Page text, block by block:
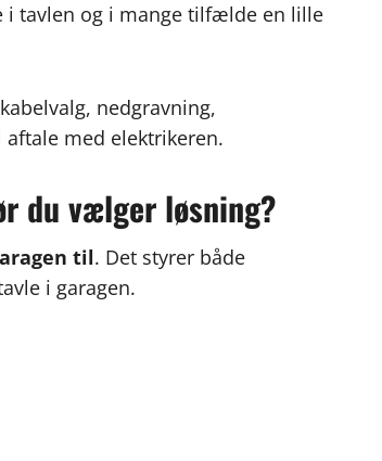
i tavlen og i mange tilfælde en lille
nedgravning,
med elektrikeren.
du vælger løsning?
til. Det styrer både
i garagen.